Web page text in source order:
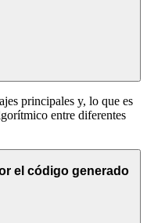
principales y, lo que es
entre diferentes
el código generado